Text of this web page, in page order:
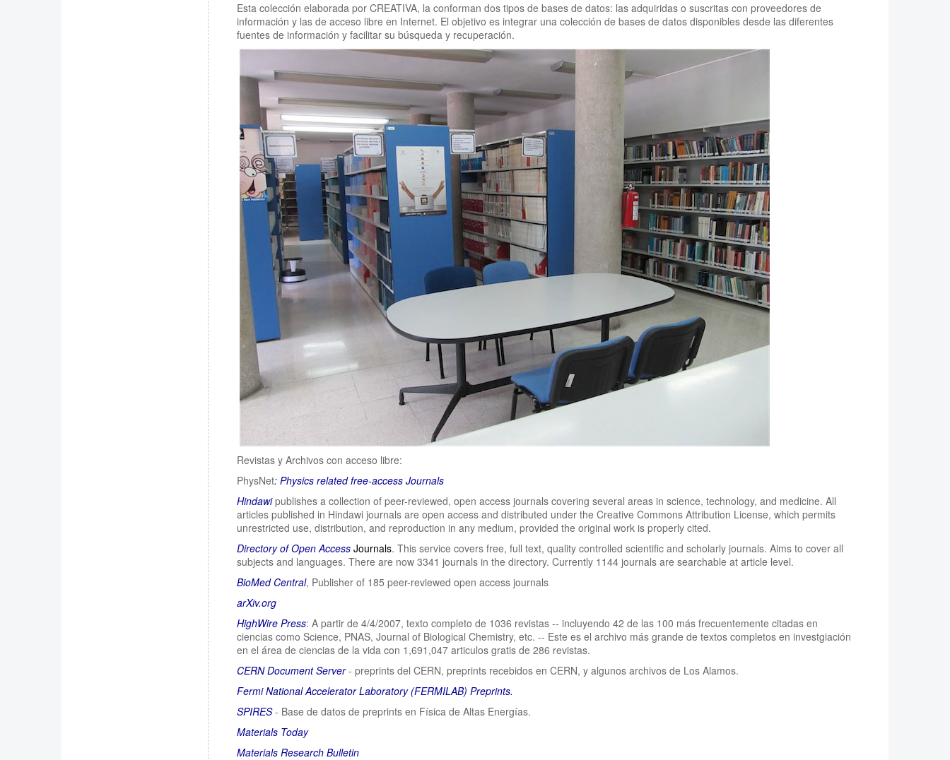
Esta colección elaborada por CREATIVA, la conforman dos tipos de bases de datos: las adquiridas o suscritas con proveedores de
información y las de acceso libre en Internet. El objetivo es integrar una colección de bases de datos disponibles desde las diferentes
fuentes de información y facilitar su búsqueda y recuperación.
Revistas y Archivos con acceso libre:
PhysNet: Physics related free-access Journals
Hindawipublishes a collection of peer-reviewed, open access journals covering several areas in science, technology, and medicine. All
articles published in Hindawi journals are open access and distributed under the Creative Commons Attribution License, which permits
unrestricted use, distribution, and reproduction in any medium, provided the original work is properly cited.
Directory of Open AccessJournals. This service covers free, full text, quality controlled scientific and scholarly journals. Aims to cover all
subjects and languages. There are now 3341 journals in the directory. Currently 1144 journals are searchable at article level.
BioMed Central, Publisher of 185 peer-reviewed open access journals
arXiv.org
HighWire Press: A partir de 4/4/2007, texto completo de 1036 revistas -- incluyendo 42 de las 100 más frecuentemente citadas en
ciencias como Science, PNAS, Journal of Biological Chemistry, etc. -- Este es el archivo más grande de textos completos en investgiación
en el área de ciencias de la vida con 1,691,047 articulos gratis de 286 revistas.
CERN Document Server- preprints del CERN, preprints recebidos en CERN, y algunos archivos de Los Alamos.
Fermi National Accelerator Laboratory (FERMILAB) Preprints.
SPIRES - Base de datos de preprints en Física de Altas Energías.
Materials Today
Materials Research Bulletin